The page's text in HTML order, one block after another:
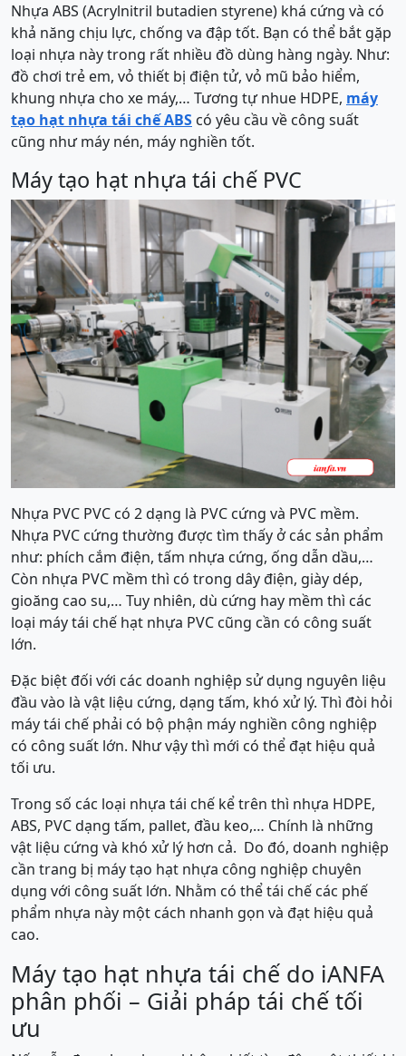
Nhựa ABS (Acrylnitril butadien styrene) khá cứng và có
khả năng chịu lực, chống va đập tốt. Bạn có thể bắt gặp
loại nhựa này trong rất nhiều đồ dùng hàng ngày. Như:
đồ chơi trẻ em, vỏ thiết bị điện tử, vỏ mũ bảo hiểm,
khung nhựa cho xe máy,… Tương tự nhue HDPE, máy
tạo hạt nhựa tái chế ABS có yêu cầu về công suất
cũng như máy nén, máy nghiền tốt.
Máy tạo hạt nhựa tái chế PVC
Nhựa PVC PVC có 2 dạng là PVC cứng và PVC mềm.
Nhựa PVC cứng thường được tìm thấy ở các sản phẩm
như: phích cắm điện, tấm nhựa cứng, ống dẫn dầu,…
Còn nhựa PVC mềm thì có trong dây điện, giày dép,
gioăng cao su,… Tuy nhiên, dù cứng hay mềm thì các
loại máy tái chế hạt nhựa PVC cũng cần có công suất
lớn.
Đặc biệt đối với các doanh nghiệp sử dụng nguyên liệu
đầu vào là vật liệu cứng, dạng tấm, khó xử lý. Thì đòi hỏi
máy tái chế phải có bộ phận máy nghiền công nghiệp
có công suất lớn. Như vậy thì mới có thể đạt hiệu quả
tối ưu.
Trong số các loại nhựa tái chế kể trên thì nhựa HDPE,
ABS, PVC dạng tấm, pallet, đầu keo,… Chính là những
vật liệu cứng và khó xử lý hơn cả. Do đó, doanh nghiệp
cần trang bị máy tạo hạt nhựa công nghiệp chuyên
dụng với công suất lớn. Nhằm có thể tái chế các phế
phẩm nhựa này một cách nhanh gọn và đạt hiệu quả
cao.
Máy tạo hạt nhựa tái chế do iANFA
phân phối – Giải pháp tái chế tối
ưu